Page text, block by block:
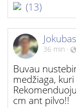
(13)
36 min ·
Buvau
medžiaga,
cm ant pilvo!!